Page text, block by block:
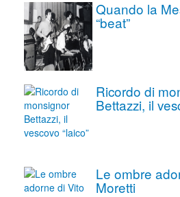
Quando la
“beat”
Ricordo di
Bettazzi, il
Le ombre
Moretti